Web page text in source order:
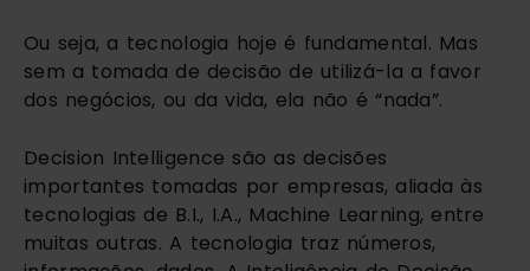
Ou seja, a tecnologia hoje é fundamental. Mas
sem a tomada de decisão de utilizá-la a favor
dos negócios, ou da vida, ela não é “nada”.
Decision Intelligence são as decisões
importantes tomadas por empresas, aliada às
tecnologias de B.I., I.A., Machine Learning, entre
muitas outras. A tecnologia traz números,